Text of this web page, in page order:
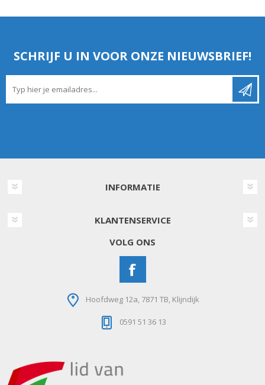
SCHRIJF U IN VOOR ONZE NIEUWSBRIEF!
INFORMATIE
KLANTENSERVICE
VOLG ONS
Hoofdweg 12a, 7871 TB, Klijndijk
0591 51 36 13